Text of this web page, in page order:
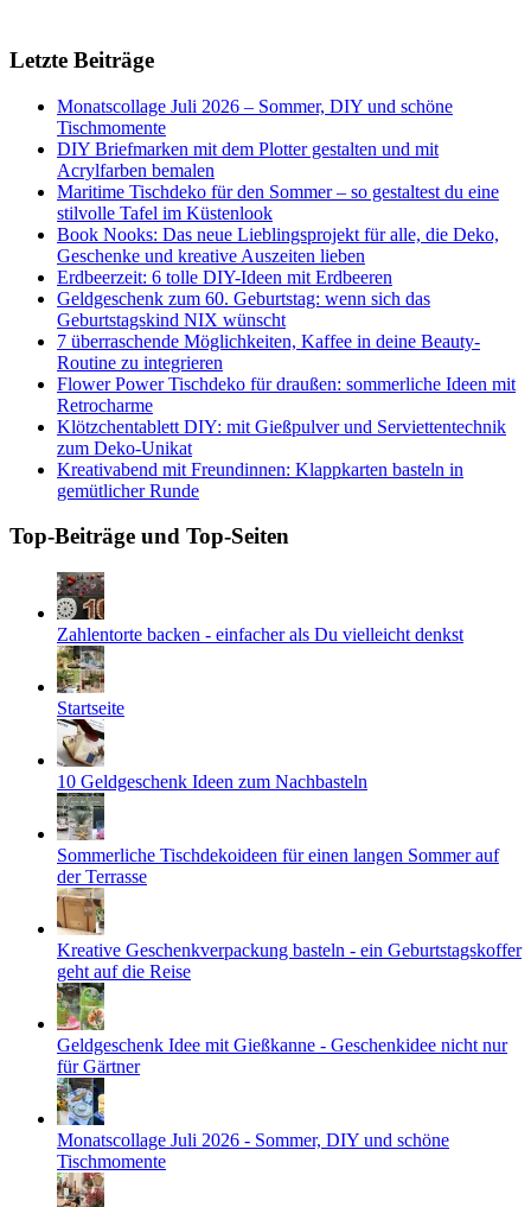
Letzte Beiträge
Monatscollage Juli 2026 – Sommer, DIY und schöne
Tischmomente
DIY Briefmarken mit dem Plotter gestalten und mit
Acrylfarben bemalen
Maritime Tischdeko für den Sommer – so gestaltest du eine
stilvolle Tafel im Küstenlook
Book Nooks: Das neue Lieblingsprojekt für alle, die Deko,
Geschenke und kreative Auszeiten lieben
Erdbeerzeit: 6 tolle DIY-Ideen mit Erdbeeren
Geldgeschenk zum 60. Geburtstag: wenn sich das
Geburtstagskind NIX wünscht
7 überraschende Möglichkeiten, Kaffee in deine Beauty-
Routine zu integrieren
Flower Power Tischdeko für draußen: sommerliche Ideen mit
Retrocharme
Klötzchentablett DIY: mit Gießpulver und Serviettentechnik
zum Deko-Unikat
Kreativabend mit Freundinnen: Klappkarten basteln in
gemütlicher Runde
Top-Beiträge und Top-Seiten
Zahlentorte backen - einfacher als Du vielleicht denkst
Startseite
10 Geldgeschenk Ideen zum Nachbasteln
Sommerliche Tischdekoideen für einen langen Sommer auf
der Terrasse
Kreative Geschenkverpackung basteln - ein Geburtstagskoffer
geht auf die Reise
Geldgeschenk Idee mit Gießkanne - Geschenkidee nicht nur
für Gärtner
Monatscollage Juli 2026 - Sommer, DIY und schöne
Tischmomente